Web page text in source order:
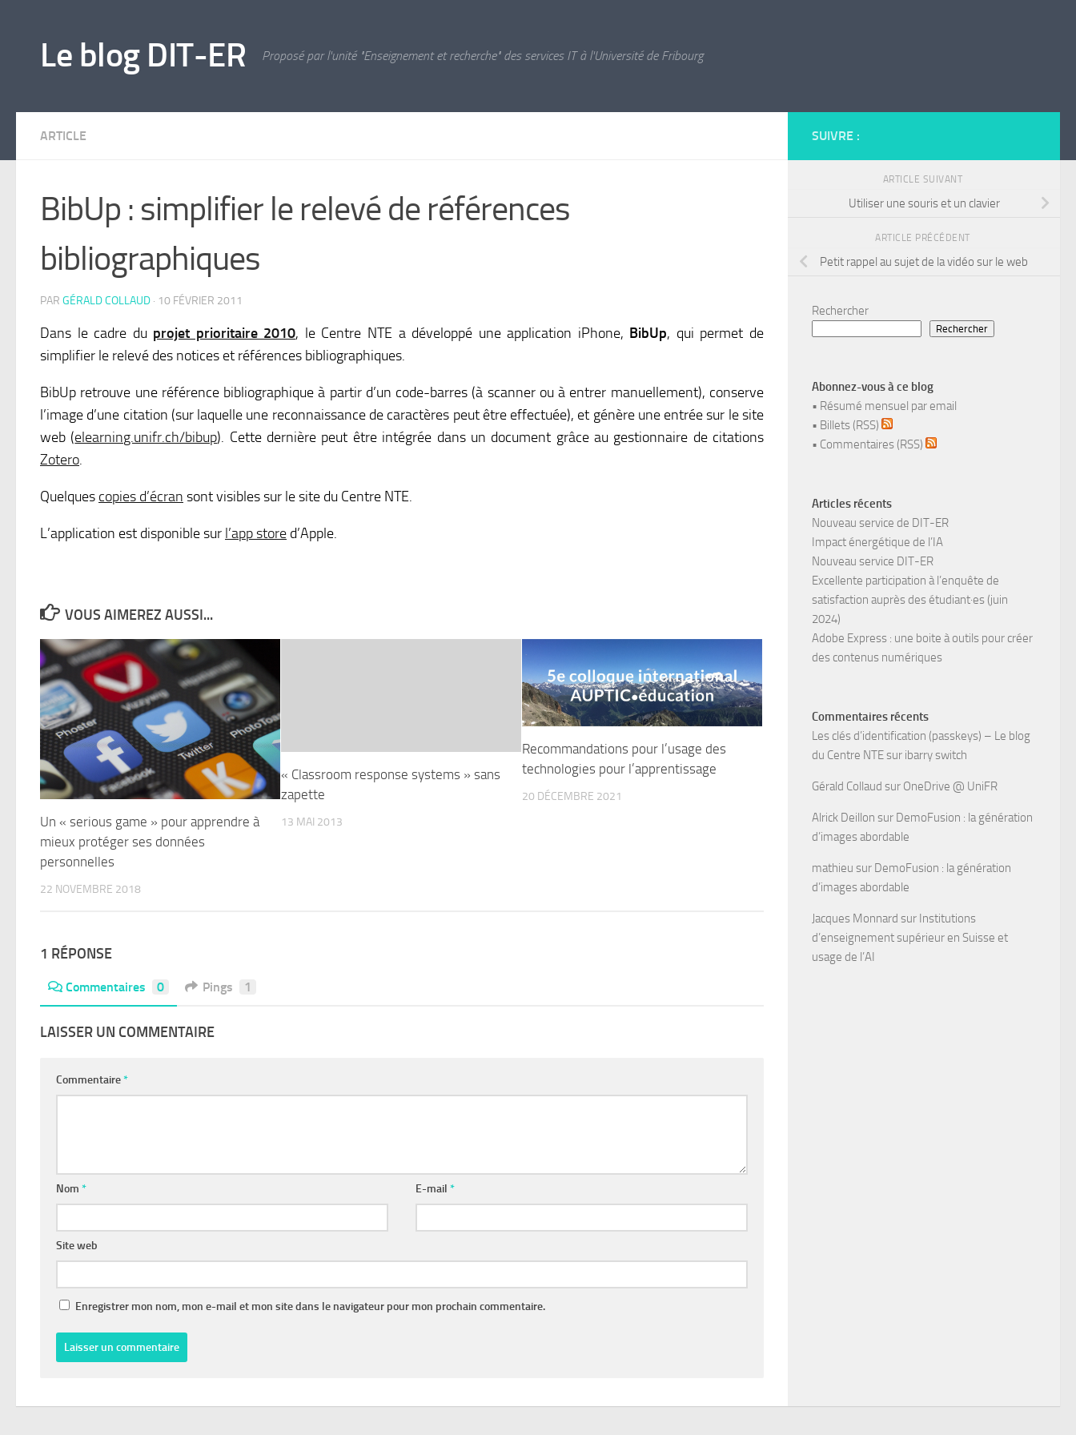
Le blog DIT-ER Proposé par l'unité "Enseignement et recherche" des services IT à l'Université de Fribourg
ARTICLE
BibUp : simplifier le relevé de références
bibliographiques
PAR GÉRALD COLLAUD · 10 FÉVRIER 2011
Dans le cadre du projet prioritaire 2010, le Centre NTE a développé une application iPhone, BibUp, qui permet de
simplifier le relevé des notices et références bibliographiques.
BibUp retrouve une référence bibliographique à partir d’un code-barres (à scanner ou à entrer manuellement), conserve
l’image d’une citation (sur laquelle une reconnaissance de caractères peut être effectuée), et génère une entrée sur le site
web (elearning.unifr.ch/bibup). Cette dernière peut être intégrée dans un document grâce au gestionnaire de citations
Zotero.
Quelques copies d’écran sont visibles sur le site du Centre NTE.
L’application est disponible sur l’app store d’Apple.
VOUS AIMEREZ AUSSI...
Un « serious game » pour apprendre à
mieux protéger ses données
personnelles
22 NOVEMBRE 2018
« Classroom response systems » sans
zapette
13 MAI 2013
Recommandations pour l’usage des
technologies pour l’apprentissage
20 DÉCEMBRE 2021
1 RÉPONSE
Commentaires 0 Pings 1
LAISSER UN COMMENTAIRE
Commentaire*
Nom * E-mail*
Site web
Enregistrer mon nom, mon e-mail et mon site dans le navigateur pour mon prochain commentaire.
SUIVRE :
ARTICLE SUIVANT
Utiliser une souris et un clavier
ARTICLE PRÉCÉDENT
Petit rappel au sujet de la vidéo sur le web
Rechercher
Rechercher
Abonnez-vous à ce blog
• Résumé mensuel par email
• Billets (RSS)
• Commentaires (RSS)
Articles récents
Nouveau service de DIT-ER
Impact énergétique de l’IA
Nouveau service DIT-ER
Excellente participation à l’enquête de
satisfaction auprès des étudiant·es (juin
2024)
Adobe Express : une boite à outils pour créer
des contenus numériques
Commentaires récents
Les clés d’identification (passkeys) – Le blog
du Centre NTEsur ibarry switch
Gérald Collaud sur OneDrive @ UniFR
Alrick Deillon sur DemoFusion : la génération
d’images abordable
mathieu sur DemoFusion : la génération
d’images abordable
Jacques Monnard sur Institutions
d’enseignement supérieur en Suisse et
usage de l’AI